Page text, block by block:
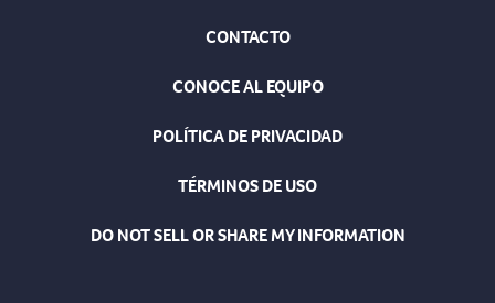
CONTACTO
CONOCE AL EQUIPO
POLÍTICA DE PRIVACIDAD
TÉRMINOS DE USO
DO NOT SELL OR SHARE MY INFORMATION